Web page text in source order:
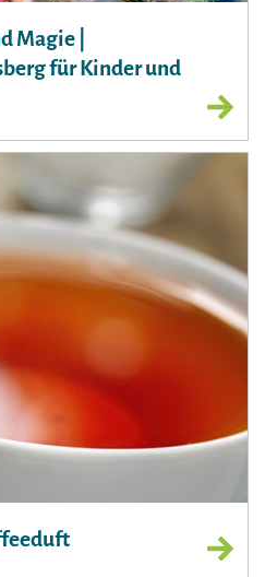
Magie |
für Kinder und